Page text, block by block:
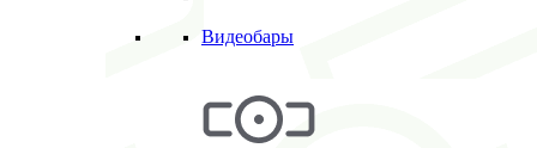
Видеобары